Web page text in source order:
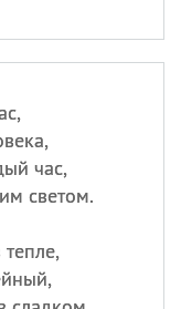
час,
светом.